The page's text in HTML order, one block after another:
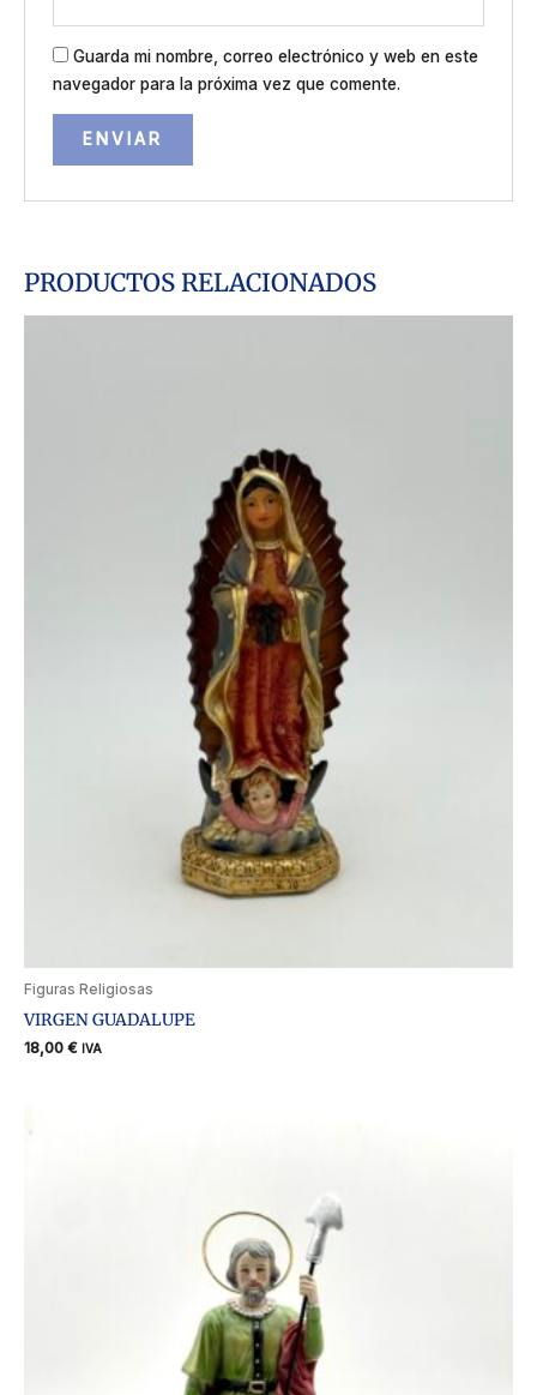
Guarda mi nombre, correo electrónico y web en este
navegador para la próxima vez que comente.
PRODUCTOS RELACIONADOS
Figuras Religiosas
VIRGEN GUADALUPE
18,00 € IVA